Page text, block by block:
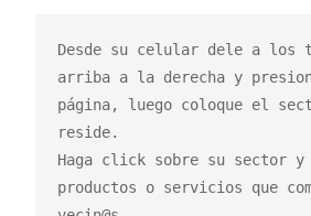
Desde su celular dele a los
arriba a la derecha y
página, luego coloque el
reside.
Haga click sobre su sector y
productos o servicios que